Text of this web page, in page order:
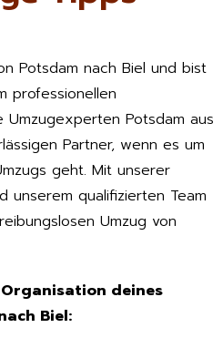
Potsdam nach Biel und bist
professionellen
Umzugexperten Potsdam aus
Partner, wenn es um
geht. Mit unserer
unserem qualifizierten Team
Umzug von
deines
Biel: